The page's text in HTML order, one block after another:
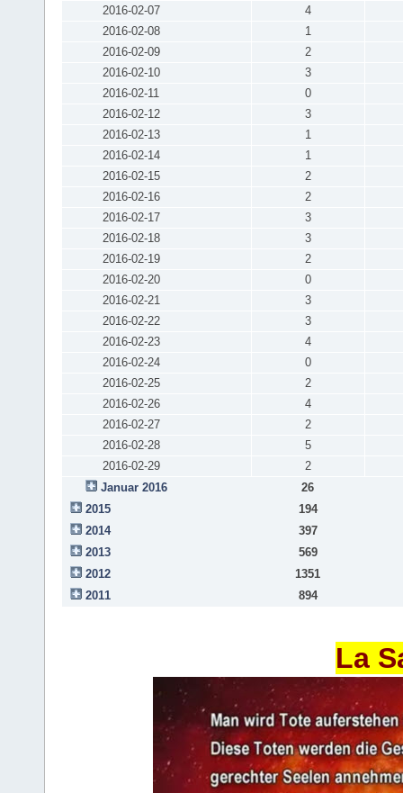
2016-02-07
4
2016-02-08
1
2016-02-09
2
2016-02-10
3
2016-02-11
0
2016-02-12
3
2016-02-13
1
2016-02-14
1
2016-02-15
2
2016-02-16
2
2016-02-17
3
2016-02-18
3
2016-02-19
2
2016-02-20
0
2016-02-21
3
2016-02-22
3
2016-02-23
4
2016-02-24
0
2016-02-25
2
2016-02-26
4
2016-02-27
2
2016-02-28
5
2016-02-29
2
Januar 2016
26
2015
194
2014
397
2013
569
2012
1351
2011
894
La